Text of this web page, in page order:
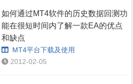
如何通过MT4软件的历史数据回测功
能在很短时间内了解一款EA的优点
和缺点
MT4平台下载及使用
2012-02-05